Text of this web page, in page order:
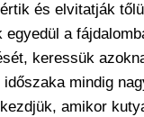
és elvitatják
egyedül a
keressük
időszaka mindig
amikor